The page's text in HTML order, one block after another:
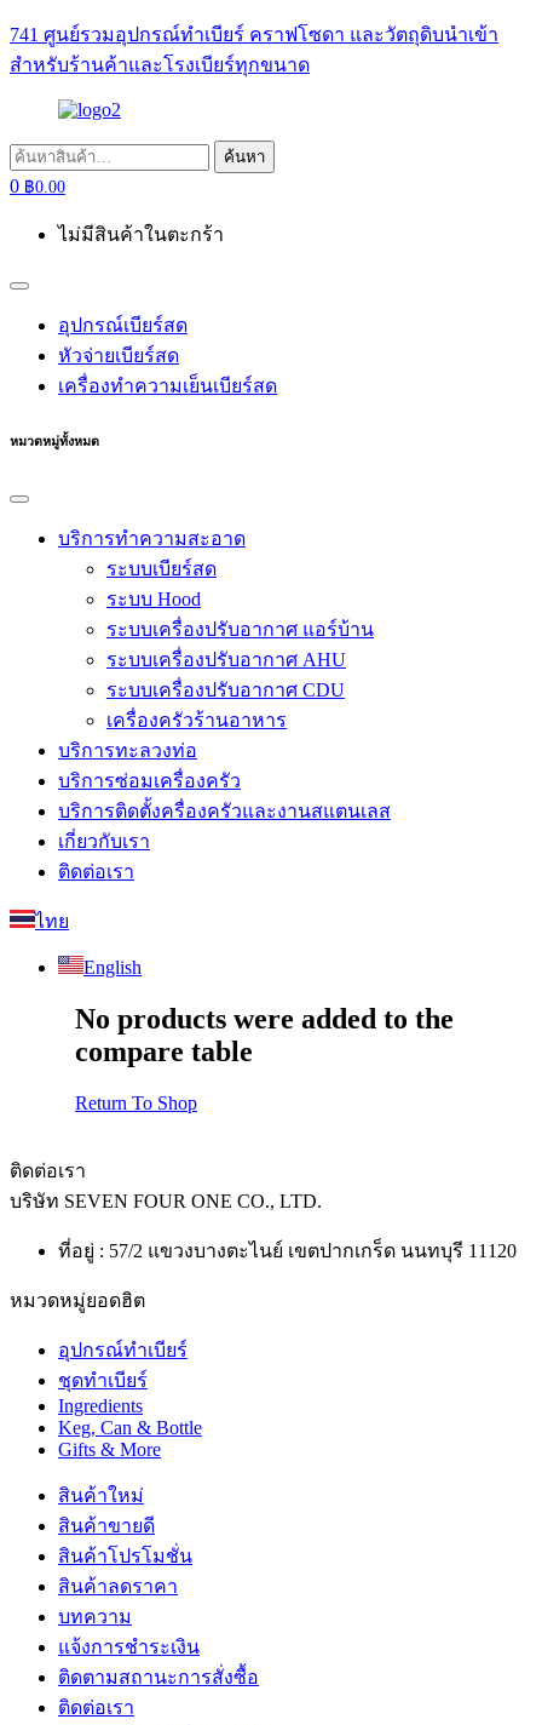
741 ศูนย์รวมอุปกรณ์ทำเบียร์ คราฟโซดา และวัตถุดิบนำเข้า
สำหรับร้านค้าและโรงเบียร์ทุกขนาด
ค้นหา: ค้นหา
0 ฿0.00
ไม่มีสินค้าในตะกร้า
อุปกรณ์เบียร์สด
หัวจ่ายเบียร์สด
เครื่องทำความเย็นเบียร์สด
หมวดหมู่ทั้งหมด
บริการทำความสะอาด
ระบบเบียร์สด
ระบบ Hood
ระบบเครื่องปรับอากาศ แอร์บ้าน
ระบบเครื่องปรับอากาศ AHU
ระบบเครื่องปรับอากาศ CDU
เครื่องครัวร้านอาหาร
บริการทะลวงท่อ
บริการซ่อมเครื่องครัว
บริการติดตั้งครื่องครัวและงานสแตนเลส
เกี่ยวกับเรา
ติดต่อเรา
ไทย
English
No products were added to the
compare table
Return To Shop
ติดต่อเรา
บริษัท SEVEN FOUR ONE CO., LTD.
ที่อยู่ : 57/2 แขวงบางตะไนย์ เขตปากเกร็ด นนทบุรี 11120
หมวดหมู่ยอดฮิต
อุปกรณ์ทำเบียร์
ชุดทำเบียร์
Ingredients
Keg, Can & Bottle
Gifts & More
สินค้าใหม่
สินค้าขายดี
สินค้าโปรโมชั่น
สินค้าลดราคา
บทความ
แจ้งการชำระเงิน
ติดตามสถานะการสั่งซื้อ
ติดต่อเรา